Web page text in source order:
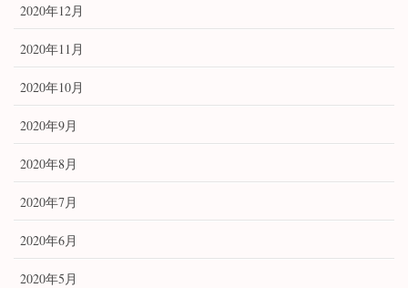
2020年12月
2020年11月
2020年10月
2020年9月
2020年8月
2020年7月
2020年6月
2020年5月